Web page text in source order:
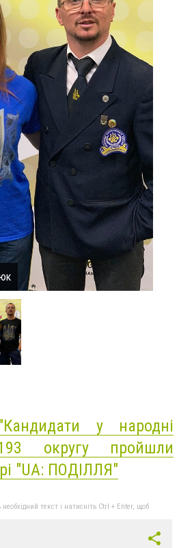
"Кандидати у народні
округу пройшли
"UA: ПОДІЛЛЯ"
текст і натисніть Ctrl + Enter, щоб